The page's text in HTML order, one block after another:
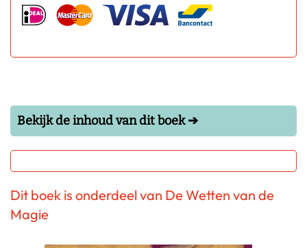
Bekijk de inhoud van dit boek ➔
Dit boek is onderdeel van De Wetten van de
Magie